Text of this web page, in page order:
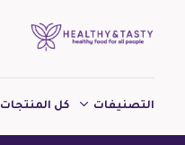
التصنيفات كل المنتجات